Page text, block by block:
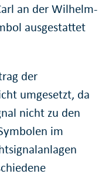
an der Wilhelm-
ausgestattet
der
umgesetzt, da
nicht zu den
im